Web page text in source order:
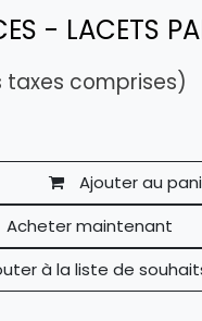
- LACETS
taxes comprises)
Ajouter au
Acheter maintenant
à la liste de